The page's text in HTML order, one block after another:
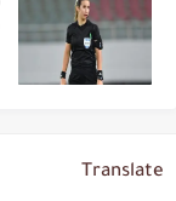
Translate